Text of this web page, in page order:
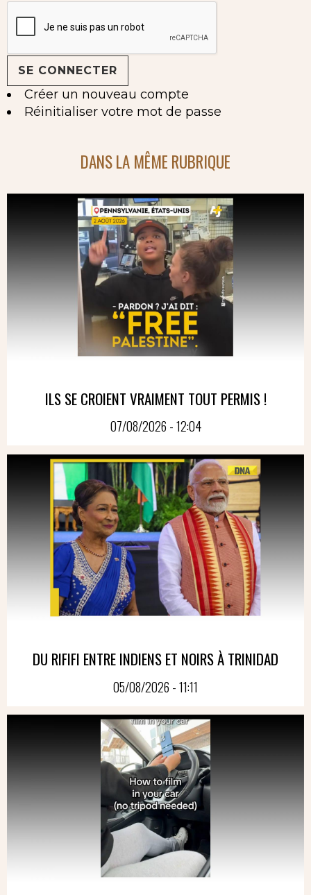
Créer un nouveau compte
Réinitialiser votre mot de passe
DANS LA MÊME RUBRIQUE
ILS SE CROIENT VRAIMENT TOUT PERMIS !
07/08/2026 - 12:04
DU RIFIFI ENTRE INDIENS ET NOIRS À TRINIDAD
05/08/2026 - 11:11